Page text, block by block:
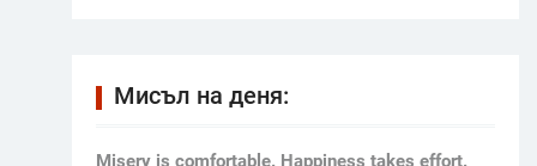
Мисъл на деня:
Мisery is comfortable. Happiness takes effort.